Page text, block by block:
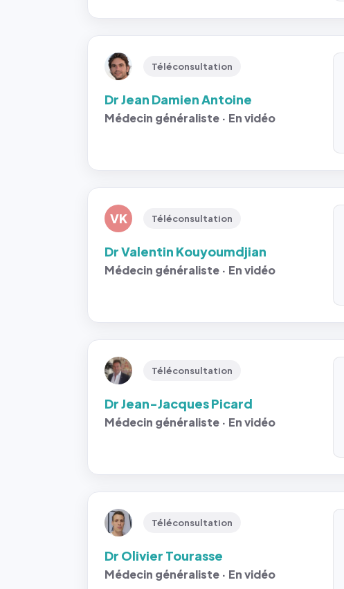
Téléconsultation
Dr Jean Damien Antoine
Médecin généraliste · En vidéo
VK Téléconsultation
Dr Valentin Kouyoumdjian
Médecin généraliste · En vidéo
Téléconsultation
Dr Jean-Jacques Picard
Médecin généraliste · En vidéo
Téléconsultation
Dr Olivier Tourasse
Médecin généraliste · En vidéo